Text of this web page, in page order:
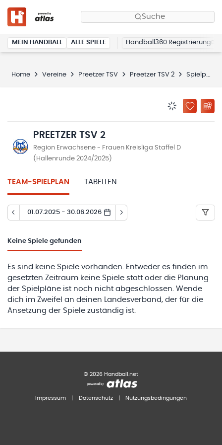
Suche
MEIN HANDBALL ALLE SPIELE Handball360 Registrierung
Home Vereine Preetzer TSV Preetzer TSV 2 Spielplan
ZU
PREETZER TSV 2
Region Erwachsene - Frauen Kreisliga Staffel D
(Hallenrunde 2024/2025)
TEAM-SPIELPLAN TABELLEN
01.07.2025 - 30.06.2026
Keine Spiele gefunden
Es sind keine Spiele vorhanden. Entweder es finden im
gesetzten Zeitraum keine Spiele statt oder die Planung
der Spielpläne ist noch nicht abgeschlossen. Wende
dich im Zweifel an deinen Landesverband, der für die
Ansetzung der Spiele zuständig ist.
© 2026 Handball.net
Impressum Datenschutz Nutzungsbedingungen